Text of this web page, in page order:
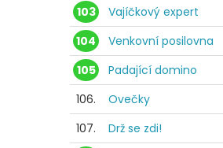
103
Vajíčkový expert
104
Venkovní posilovna
105
Padající domino
106.
Ovečky
107.
Drž se zdi!